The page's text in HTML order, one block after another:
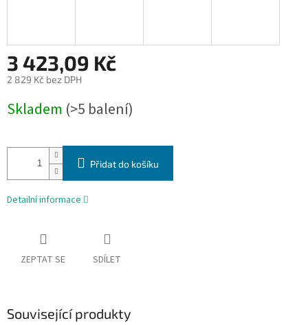
3 423,09 Kč
2 829 Kč bez DPH
cena:
Skladem (>5 balení)
Přidat do košíku
Detailní informace
ZEPTAT SE SDÍLET
Související produkty